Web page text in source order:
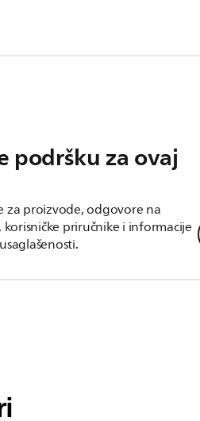
podršku za ovaj
za proizvode, odgovore na
korisničke priručnike i informacije